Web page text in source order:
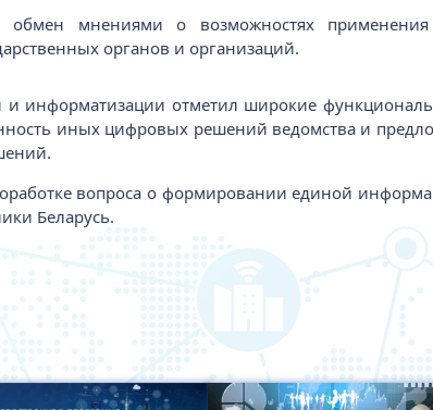
обмен мнениями о возможностях
органов и организаций.
и информатизации отметил широкие
иных цифровых решений ведомства и
вопроса о формировании единой
Беларусь.